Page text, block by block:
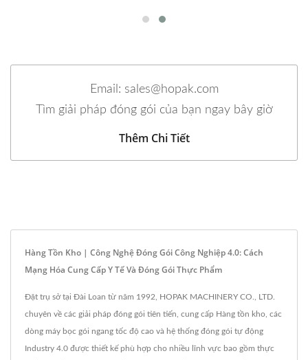
Email: sales@hopak.com
Tìm giải pháp đóng gói của bạn ngay bây giờ
Thêm Chi Tiết
Hàng Tồn Kho | Công Nghệ Đóng Gói Công Nghiệp 4.0: Cách
Mạng Hóa Cung Cấp Y Tế Và Đóng Gói Thực Phẩm
Đặt trụ sở tại Đài Loan từ năm 1992, HOPAK MACHINERY CO., LTD.
chuyên về các giải pháp đóng gói tiên tiến, cung cấp Hàng tồn kho, các
dòng máy bọc gói ngang tốc độ cao và hệ thống đóng gói tự động
Industry 4.0 được thiết kế phù hợp cho nhiều lĩnh vực bao gồm thực